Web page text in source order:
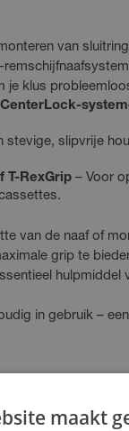
van
je klus
stevige, slipvrije
T-RexGrip – Voor
van de naaf of
grip te
hulpmiddel
in gebruik –
maakt